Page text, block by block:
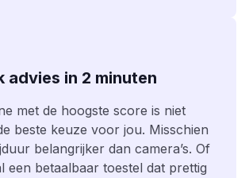
advies in 2 minuten
met de hoogste score is niet
beste keuze voor jou. Misschien
belangrijker dan camera’s. Of
een betaalbaar toestel dat prettig